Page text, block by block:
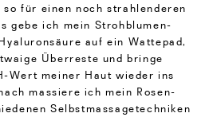
für einen noch strahlenderen
gebe ich mein Strohblumen-
auf ein Wattepad,
Überreste und bringe
Wert meiner Haut wieder ins
massiere ich mein Rosen-
Selbstmassagetechniken